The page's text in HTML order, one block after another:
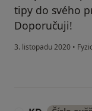
tipy do svého
Doporučuji!
3. listopadu 2020 •